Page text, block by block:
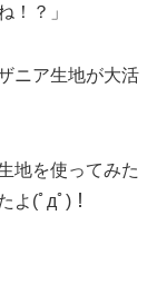
！？」
ニア生地が大活
地を使ってみた
よ(ﾟдﾟ)！